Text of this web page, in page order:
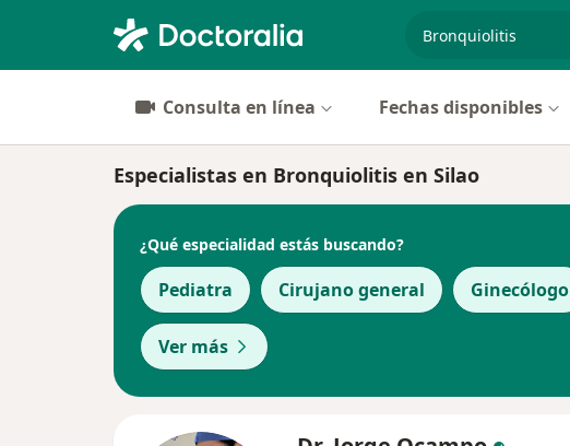
Consulta en línea Fechas disponibles
Especialistas en Bronquiolitis en Silao
¿Qué especialidad estás buscando?
Pediatra Cirujano general Ginecólogo
Ver más